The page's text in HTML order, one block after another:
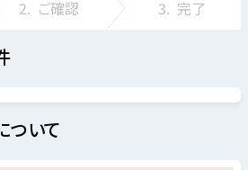
2. ご確認 3. 完了
ついて